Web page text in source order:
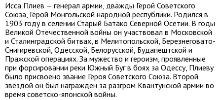
Исса Плиев — генерал армии, дважды Герой Советского
Союза, Герой Монгольской народной республики. Родился в
1903 году в селении Старый Батако Северной Осетии. В годы
Великой Отечественной войны он участвовал в Московской
и Сталинградской битвах, в Мелитопольской, Березнеговато-
Снигиревской, Одесской, Белорусской, Будапештской и
Пражской операциях. За мужество и героизм, проявленные
при форсировании реки Южный Буг в боях за Одессу, Плиеву
было присвоено звание Героя Советского Союза. Второй
звездой он был награжден за разгром Квантунской армии во
время советско-японской войны.